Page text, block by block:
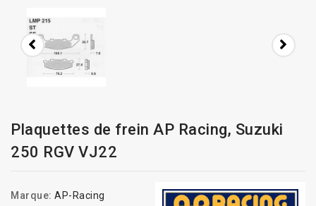
Plaquettes de frein AP Racing, Suzuki
250 RGV VJ22
Marque: AP-Racing